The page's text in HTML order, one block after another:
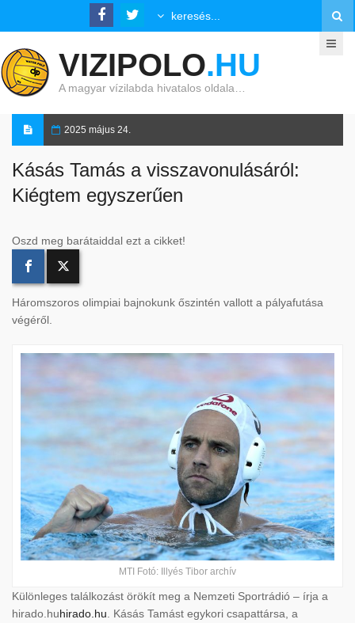
VIZIPOLO.HU
A magyar vízilabda hivatalos oldala…
2025 május 24.
Kásás Tamás a visszavonulásáról:
Kiégtem egyszerűen
Oszd meg barátaiddal ezt a cikket!
Háromszoros olimpiai bajnokunk őszintén vallott a pályafutása
végéről.
MTI Fotó: Illyés Tibor archív
Különleges találkozást örökít meg a Nemzeti Sportrádió – írja a
hirado.huhirado.hu . Kásás Tamást egykori csapattársa, a